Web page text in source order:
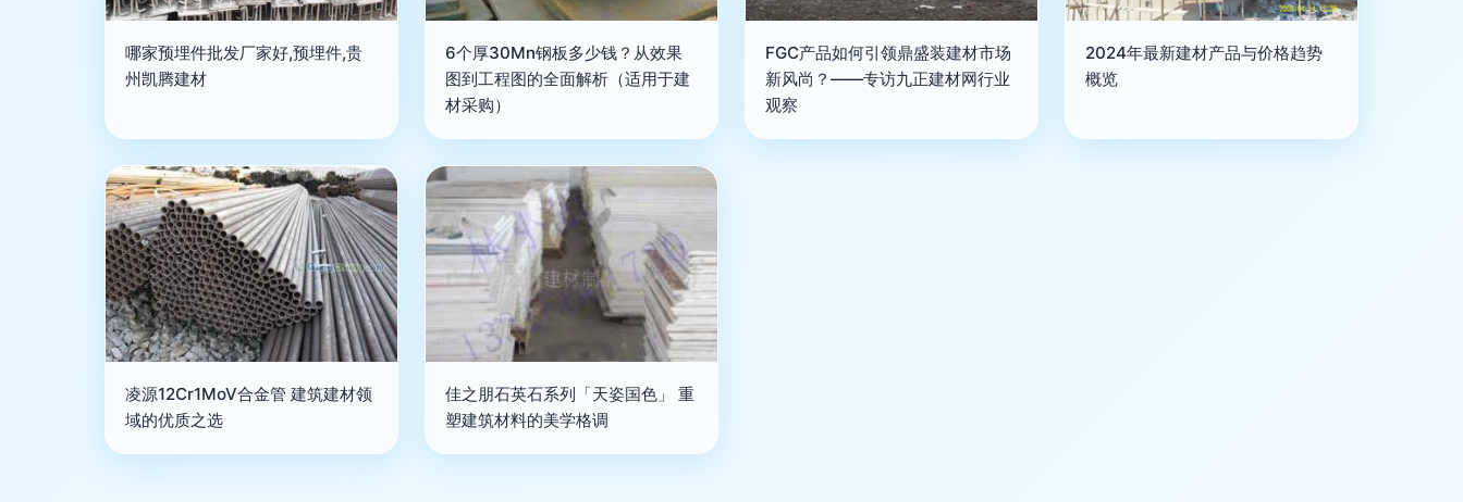
哪家预埋件批发厂家好,预埋件,贵
州凯腾建材
6个厚30Mn钢板多少钱？从效果
图到工程图的全面解析（适用于建
材采购）
FGC产品如何引领鼎盛装建材市场
新风尚？——专访九正建材网行业
观察
2024年最新建材产品与价格趋势
概览
凌源12Cr1MoV合金管 建筑建材领
域的优质之选
佳之朋石英石系列「天姿国色」 重
塑建筑材料的美学格调